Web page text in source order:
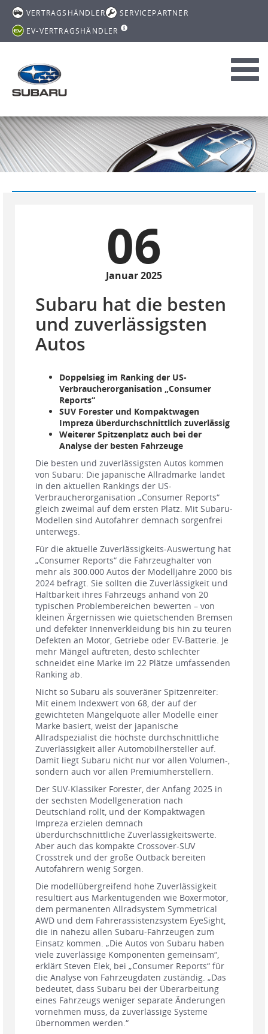
VERTRAGSHÄNDLER
SERVICEPARTNER
EV-VERTRAGSHÄNDLER
06
Januar 2025
Subaru hat die besten
und zuverlässigsten
Autos
Doppelsieg im Ranking der US-
Verbraucherorganisation „Consumer
Reports“
SUV Forester und Kompaktwagen
Impreza überdurchschnittlich zuverlässig
Weiterer Spitzenplatz auch bei der
Analyse der besten Fahrzeuge
Die besten und zuverlässigsten Autos kommen
von Subaru: Die japanische Allradmarke landet
in den aktuellen Rankings der US-
Verbraucherorganisation „Consumer Reports“
gleich zweimal auf dem ersten Platz. Mit Subaru-
Modellen sind Autofahrer demnach sorgenfrei
unterwegs.
Für die aktuelle Zuverlässigkeits-Auswertung hat
„Consumer Reports“ die Fahrzeughalter von
mehr als 300.000 Autos der Modelljahre 2000 bis
2024 befragt. Sie sollten die Zuverlässigkeit und
Haltbarkeit ihres Fahrzeugs anhand von 20
typischen Problembereichen bewerten – von
kleinen Ärgernissen wie quietschenden Bremsen
und defekter Innenverkleidung bis hin zu teuren
Defekten an Motor, Getriebe oder EV-Batterie. Je
mehr Mängel auftreten, desto schlechter
schneidet eine Marke im 22 Plätze umfassenden
Ranking ab.
Nicht so Subaru als souveräner Spitzenreiter:
Mit einem Indexwert von 68, der auf der
gewichteten Mängelquote aller Modelle einer
Marke basiert, weist der japanische
Allradspezialist die höchste durchschnittliche
Zuverlässigkeit aller Automobilhersteller auf.
Damit liegt Subaru nicht nur vor allen Volumen-,
sondern auch vor allen Premiumherstellern.
Der SUV-Klassiker Forester, der Anfang 2025 in
der sechsten Modellgeneration nach
Deutschland rollt, und der Kompaktwagen
Impreza erzielen demnach
überdurchschnittliche Zuverlässigkeitswerte.
Aber auch das kompakte Crossover-SUV
Crosstrek und der große Outback bereiten
Autofahrern wenig Sorgen.
Die modellübergreifend hohe Zuverlässigkeit
resultiert aus Markentugenden wie Boxermotor,
dem permanenten Allradsystem Symmetrical
AWD und dem Fahrerassistenzsystem EyeSight,
die in nahezu allen Subaru-Fahrzeugen zum
Einsatz kommen. „Die Autos von Subaru haben
viele zuverlässige Komponenten gemeinsam“,
erklärt Steven Elek, bei „Consumer Reports“ für
die Analyse von Fahrzeugdaten zuständig. „Das
bedeutet, dass Subaru bei der Überarbeitung
eines Fahrzeugs weniger separate Änderungen
vornehmen muss, da zuverlässige Systeme
übernommen werden.“